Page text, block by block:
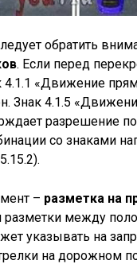
обратить
. Если перед
4.1.1 «Движение
Знак 4.1.5
разрешение
со знаками
– разметка на
разметки между
указывать на
на дорожном